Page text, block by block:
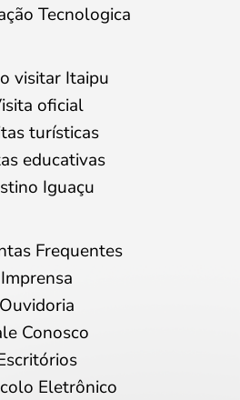
Tecnologica
visitar Itaipu
oficial
turísticas
educativas
Iguaçu
Frequentes
Imprensa
Ouvidoria
Conosco
Eletrônico